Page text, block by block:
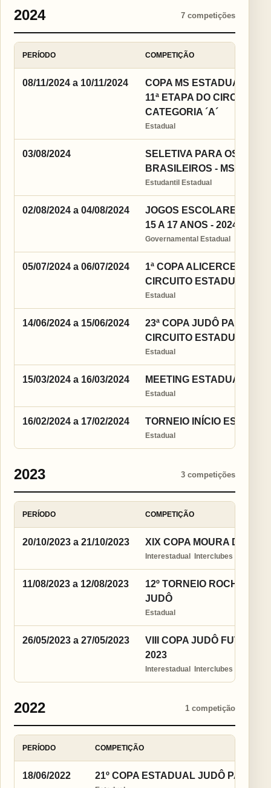
2024 7 competições
PERÍODO COMPETIÇÃO
08/11/2024 a 10/11/2024
COPA MS ESTADUAL
11ª ETAPA DO CIRCUITO
CATEGORIA ´A´
Estadual
03/08/2024
SELETIVA PARA OS
BRASILEIROS - MS
Estudantil Estadual
02/08/2024 a 04/08/2024
JOGOS ESCOLARES DA
15 A 17 ANOS - 2024
Governamental Estadual
05/07/2024 a 06/07/2024
1ª COPA ALICERCE DE
CIRCUITO ESTADUAL
Estadual
14/06/2024 a 15/06/2024
23ª COPA JUDÔ PARA
CIRCUITO ESTADUAL DE
Estadual
15/03/2024 a 16/03/2024 MEETING ESTADUAL 2024
Estadual
16/02/2024 a 17/02/2024 TORNEIO INÍCIO
Estadual
2023 3 competições
PERÍODO COMPETIÇÃO
20/10/2023 a 21/10/2023 XIX COPA MOURA DE
Interestadual  Interclubes
11/08/2023 a 12/08/2023
12º TORNEIO ROCHA
JUDÔ
Estadual
26/05/2023 a 27/05/2023
VIII COPA JUDÔ FUTURO
2023
Interestadual  Interclubes
2022 1 competição
PERÍODO COMPETIÇÃO
18/06/2022 21º COPA ESTADUAL JUDÔ PARA